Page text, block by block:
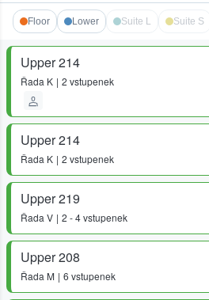
Floor Lower Suite L Suite S
Upper 214
Řada K 2 vstupenek
Upper 214
Řada K 2 vstupenek
Upper 219
Řada V 2 - 4 vstupenek
Upper 208
Řada M 6 vstupenek